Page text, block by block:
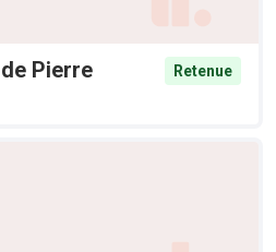
Pierre
Retenue